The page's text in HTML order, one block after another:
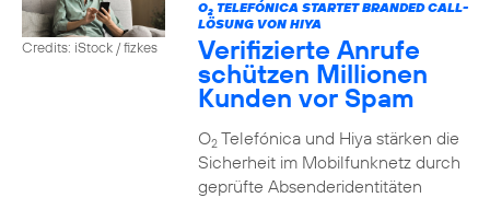
Credits: iStock / fizkes
O2TELEFÓNICA STARTET BRANDED CALL-
LÖSUNG VON HIYA
Verifizierte Anrufe
schützen Millionen
Kunden vor Spam
O2Telefónica und Hiya stärken die
Sicherheit im Mobilfunknetz durch
geprüfte Absenderidentitäten